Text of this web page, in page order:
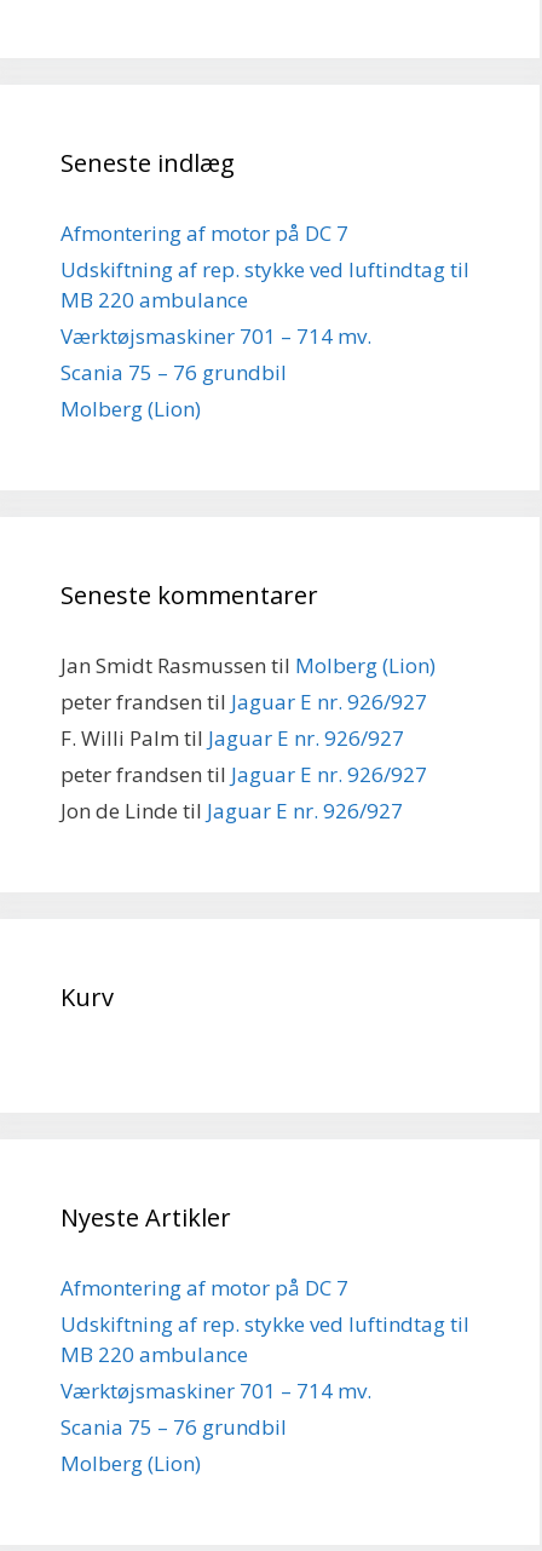
Seneste indlæg
Afmontering af motor på DC 7
Udskiftning af rep. stykke ved luftindtag til
MB 220 ambulance
Værktøjsmaskiner 701 – 714 mv.
Scania 75 – 76 grundbil
Molberg (Lion)
Seneste kommentarer
Jan Smidt Rasmussen til Molberg (Lion)
peter frandsen til Jaguar E nr. 926/927
F. Willi Palm til Jaguar E nr. 926/927
peter frandsen til Jaguar E nr. 926/927
Jon de Linde til Jaguar E nr. 926/927
Kurv
Nyeste Artikler
Afmontering af motor på DC 7
Udskiftning af rep. stykke ved luftindtag til
MB 220 ambulance
Værktøjsmaskiner 701 – 714 mv.
Scania 75 – 76 grundbil
Molberg (Lion)